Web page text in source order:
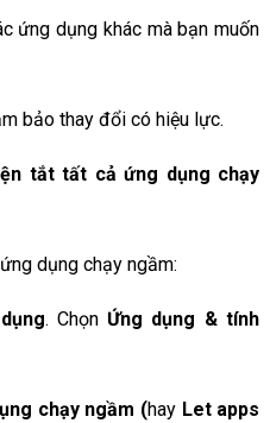
ứng dụng khác mà bạn muốn
bảo thay đổi có hiệu lực.
tắt tất cả ứng dụng chạy
dụng chạy ngầm:
. Chọn Ứng dụng & tính
chạy ngầm (hayLet apps